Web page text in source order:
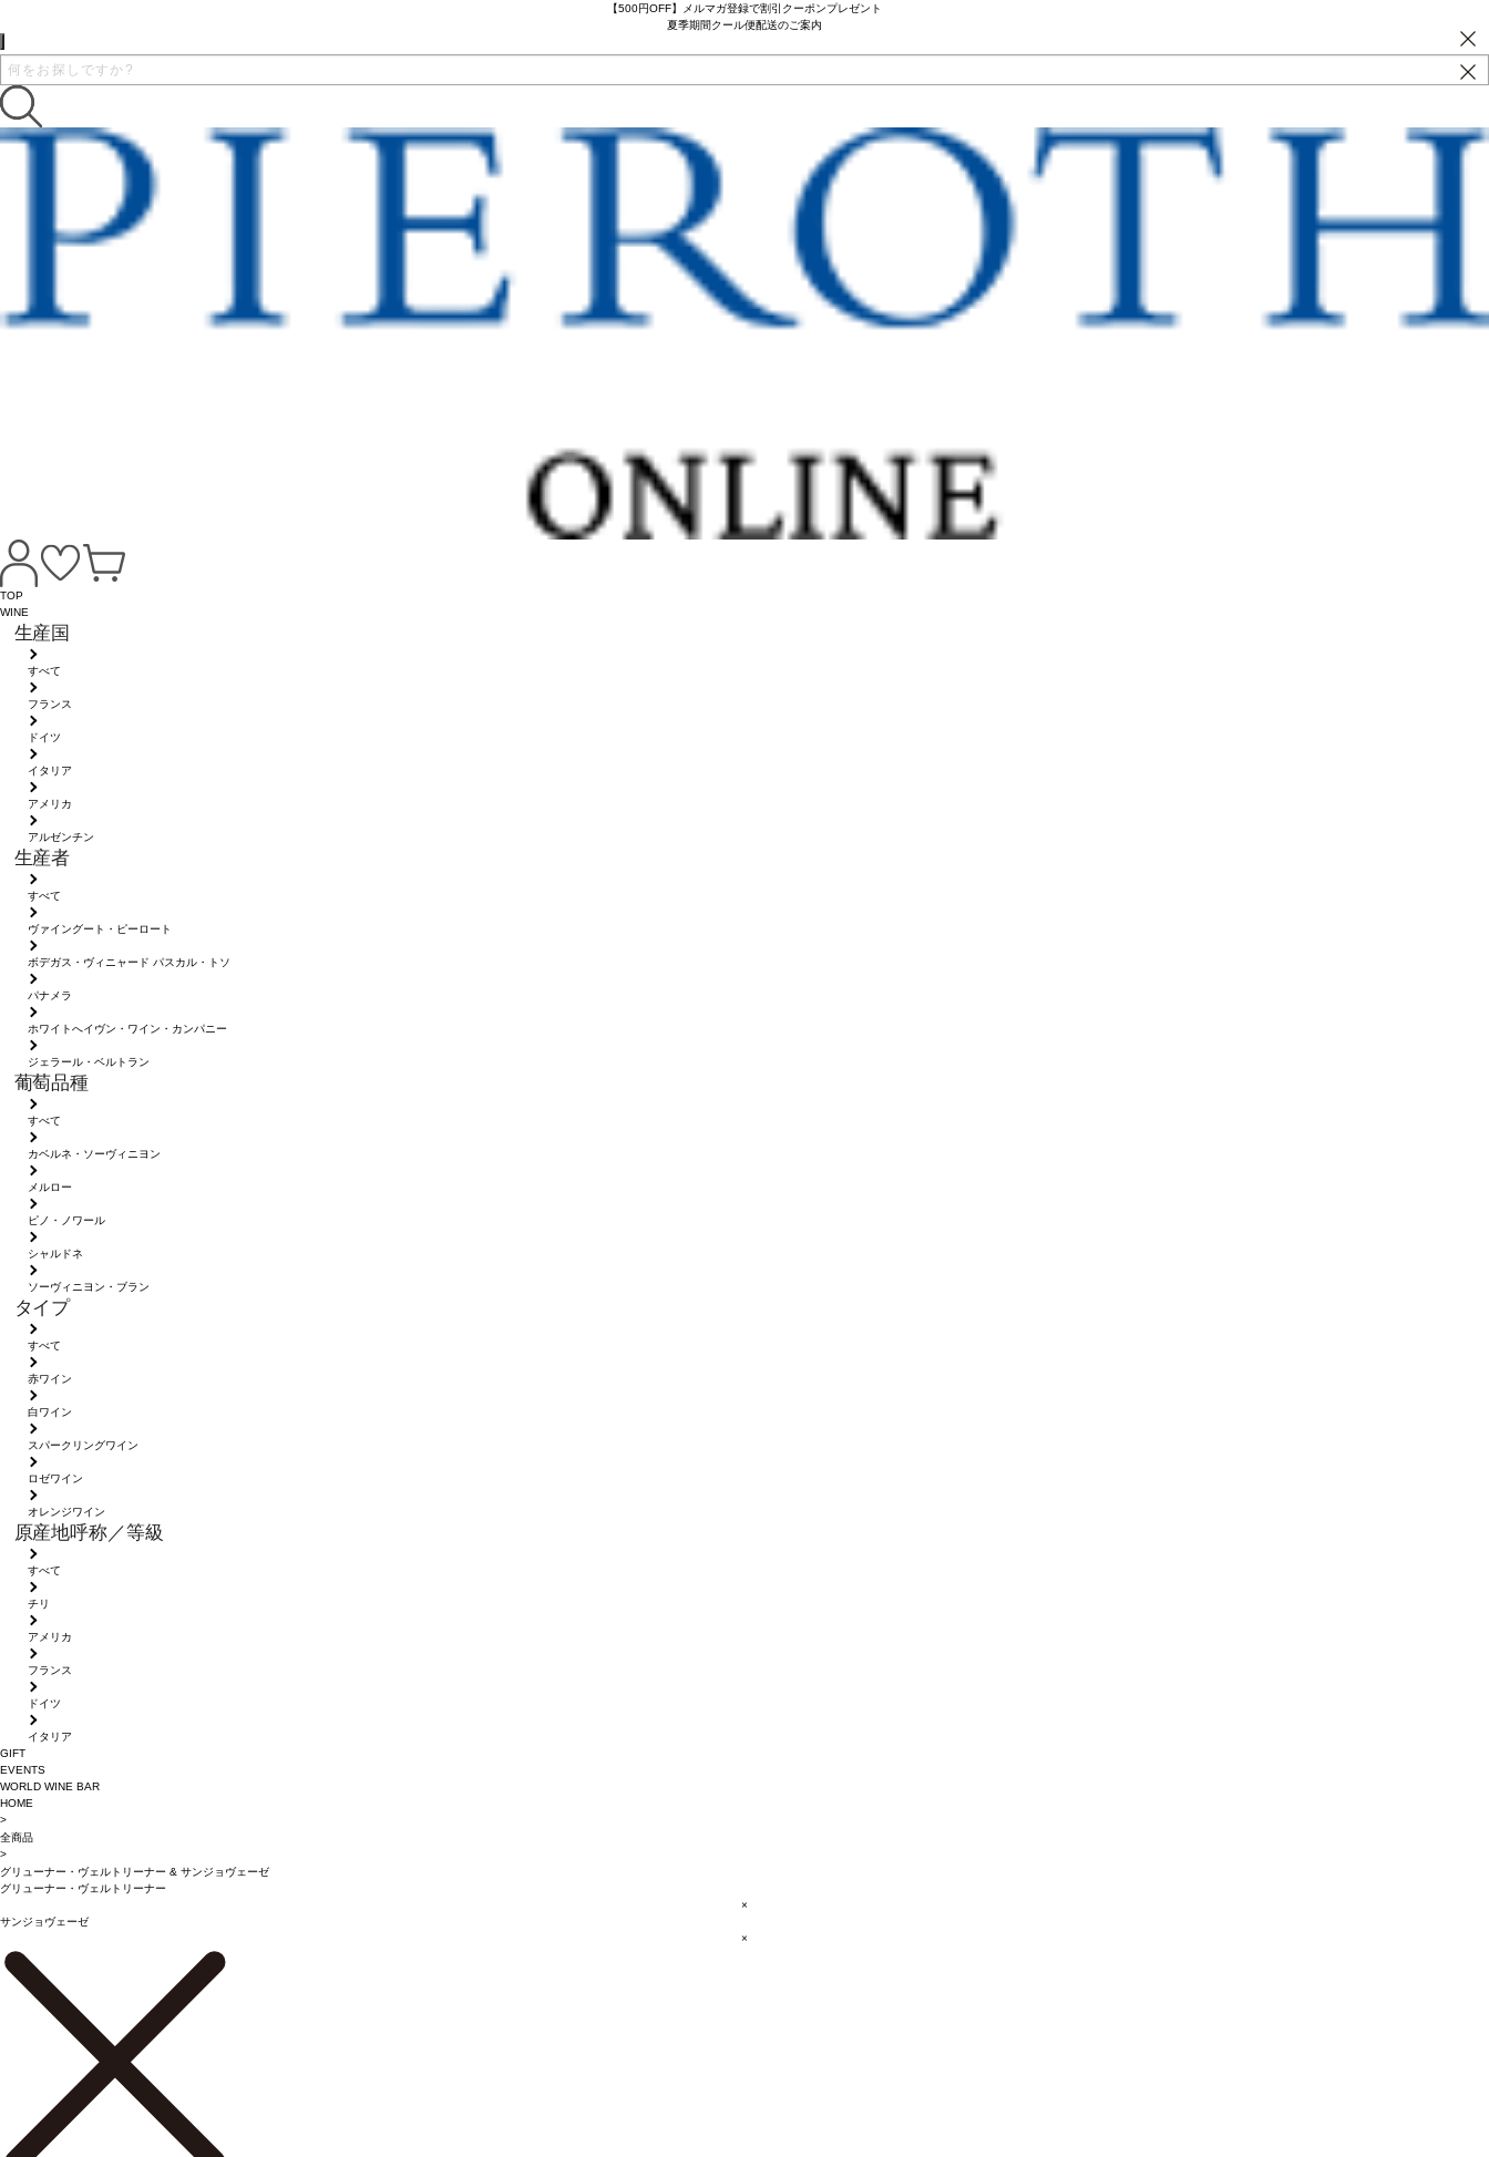
【500円OFF】メルマガ登録で割引クーポンプレゼント
夏季期間クール便配送のご案内
TOP
WINE
生産国
すべて
フランス
ドイツ
イタリア
アメリカ
アルゼンチン
生産者
すべて
ヴァイングート・ピーロート
ボデガス・ヴィニャード パスカル・トソ
パナメラ
ホワイトへイヴン・ワイン・カンパニー
ジェラール・ベルトラン
葡萄品種
すべて
カベルネ・ソーヴィニヨン
メルロー
ピノ・ノワール
シャルドネ
ソーヴィニヨン・ブラン
タイプ
すべて
赤ワイン
白ワイン
スパークリングワイン
ロゼワイン
オレンジワイン
原産地呼称／等級
すべて
チリ
アメリカ
フランス
ドイツ
イタリア
GIFT
EVENTS
WORLD WINE BAR
HOME
>
全商品
>
グリューナー・ヴェルトリーナー & サンジョヴェーゼ
グリューナー・ヴェルトリーナー
×
サンジョヴェーゼ
×